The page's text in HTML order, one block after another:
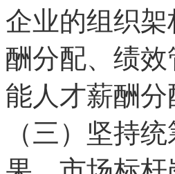
企业的组织
酬分配、绩
能人才薪酬
（三）坚持